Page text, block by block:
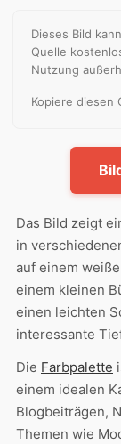
Dieses Bild
Quelle
Nutzung
Kopiere diesen
Das Bild zeigt
in
auf einem
einem kleinen
einen leichten
interessante
Die Farbpalette
einem idealen
Blogbeiträgen,
Themen wie